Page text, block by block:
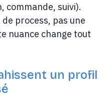
commande, suivi).
process, pas une
nuance change tout
un profil